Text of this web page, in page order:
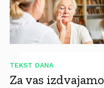
TEKST DANA
Za vas izdvajamo